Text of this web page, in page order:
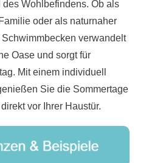
des Wohlbefindens. Ob als
oder als naturnaher
Schwimmbecken verwandelt
Oase und sorgt für
Mit einem individuell
Sie die Sommertage
vor Ihrer Haustür.